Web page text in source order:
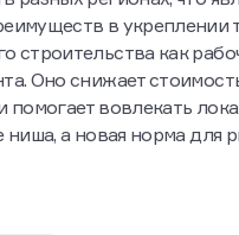
в укреплении
строительства как
Оно снижает
помогает вовлекать
ниша, а новая норма для